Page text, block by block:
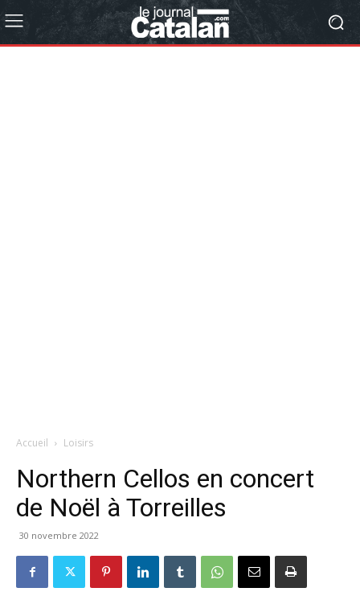
Accueil Loisirs
Northern Cellos en concert
de Noël à Torreilles
30 novembre 2022